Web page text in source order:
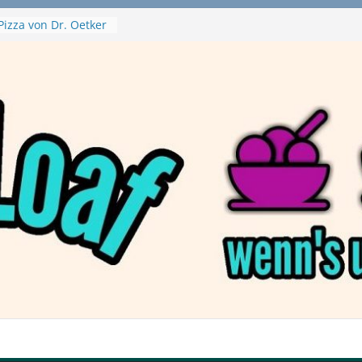
von Dr. Oetker
Nuggets und
wirklich vegan?
Haftbefehl /